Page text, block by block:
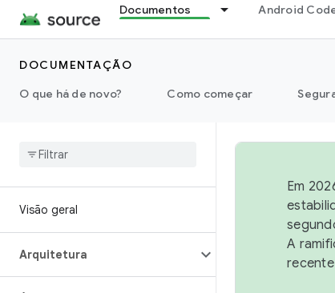
Documentos Android
DOCUMENTAÇÃO
O que há de novo?
Como começar
Visão geral
Arquitetura
Em
A